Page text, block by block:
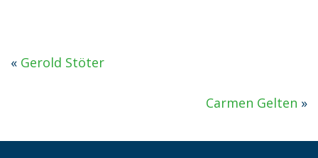
« Gerold Stöter
Carmen Gelten »